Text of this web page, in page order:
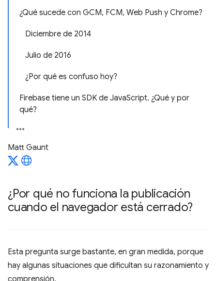
¿Qué sucede con GCM, FCM, Web Push y Chrome?
Diciembre de 2014
Julio de 2016
¿Por qué es confuso hoy?
Firebase tiene un SDK de JavaScript. ¿Qué y por
qué?
Matt Gaunt
¿Por qué no funciona la publicación
cuando el navegador está cerrado?
Esta pregunta surge bastante, en gran medida, porque
hay algunas situaciones que dificultan su razonamiento y
comprensión.